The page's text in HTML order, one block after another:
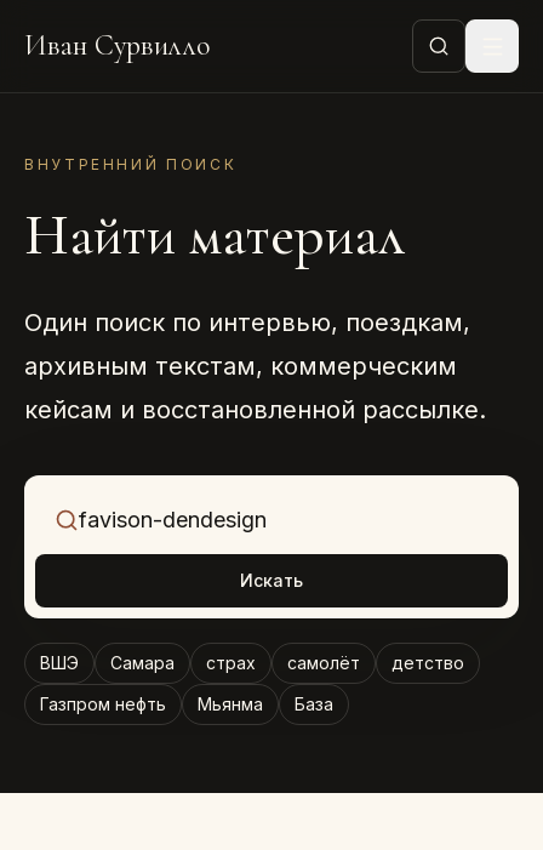
Иван Сурвилло
ВНУТРЕННИЙ ПОИСК
Найти материал
Один поиск по интервью, поездкам,
архивным текстам, коммерческим
кейсам и восстановленной рассылке.
Искать
ВШЭ Самара страх самолёт
детство
Газпром нефть
Мьянма База